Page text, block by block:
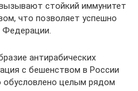
стойкий иммунитет
что позволяет успешно
Федерации.
антирабических
с бешенством в России
обусловлено целым рядом